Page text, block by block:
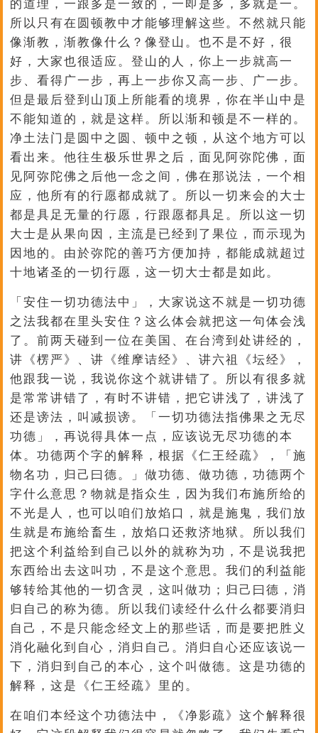
的道理，一跟多是一致的，一即是多，多就是一。
所以只有在圆顿教中才能够理解这些。不然就只能
像渐教，渐教像什么？像登山。也不是不好，很
好，大家也很适应。登山的人，你上一步就高一
步、看得广一步，再上一步你又高一步、广一步。
但是最后登到山顶上所能看的境界，你在半山中是
不能知道的，就是这样。所以渐和顿是不一样的。
净土法门是圆中之圆、顿中之顿，从这个地方可以
看出来。他往生极乐世界之后，面见阿弥陀佛，面
见阿弥陀佛之后他一念之间，佛在那说法，一个相
应，他所有的行愿都成就了。所以一切来会的大士
都是具足无量的行愿，行跟愿都具足。所以这一切
大士是从果向因，主流是已经到了果位，而示现为
因地的。由於弥陀的善巧方便加持，都能成就超过
十地诸圣的一切行愿，这一切大士都是如此。
「安住一切功德法中」，大家说这不就是一切功德
之法我都在里头安住？这么体会就把这一句体会浅
了。前两天碰到一位在美国、在台湾到处讲经的，
讲《楞严》、讲《维摩诘经》、讲六祖《坛经》，
他跟我一说，我说你这个就讲错了。所以有很多就
是常常讲错了，有时不讲错，把它讲浅了，讲浅了
还是谤法，叫减损谤。「一切功德法指佛果之无尽
功德」，再说得具体一点，应该说无尽功德的本
体。功德两个字的解释，根据《仁王经疏》，「施
物名功，归己曰德。」做功德、做功德，功德两个
字什么意思？物就是指众生，因为我们布施所给的
不光是人，也可以咱们放焰口，就是施鬼，我们放
生就是布施给畜生，放焰口还救济地狱。所以我们
把这个利益给到自己以外的就称为功，不是说我把
东西给出去这叫功，不是这个意思。我们的利益能
够转给其他的一切含灵，这叫做功；归己曰德，消
归自己的称为德。所以我们读经什么什么都要消归
自己，不是只能念经文上的那些话，而是要把胜义
消化融化到自心，消归自己。消归自心还应该说一
下，消归到自己的本心，这个叫做德。这是功德的
解释，这是《仁王经疏》里的。
在咱们本经这个功德法中，《净影疏》这个解释很